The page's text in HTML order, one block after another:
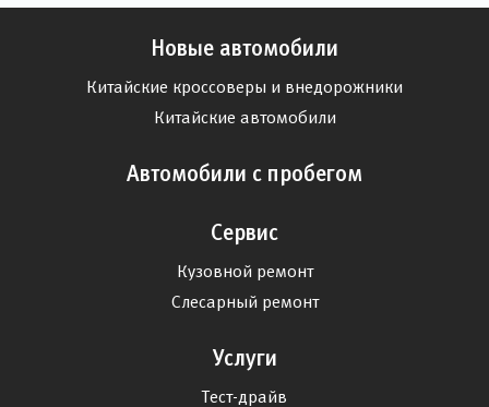
Новые автомобили
Китайские кроссоверы и внедорожники
Китайские автомобили
Автомобили с пробегом
Сервис
Кузовной ремонт
Слесарный ремонт
Услуги
Тест-драйв